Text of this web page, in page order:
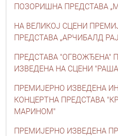
ПОЗОРИШНА ПРЕДСТАВА
НА ВЕЛИКОЈ СЦЕНИ
ПРЕДСТАВА „АРЧИБАЛД
ПРЕДСТАВА "ОГВОЖЂЕНА"
ИЗВЕДЕНА НА СЦЕНИ
ПРЕМИЈЕРНО ИЗВЕДЕНА
КОНЦЕРТНА ПРЕДСТАВА
МАРИНОМ"
ПРЕМИЈЕРНО ИЗВЕДЕНА